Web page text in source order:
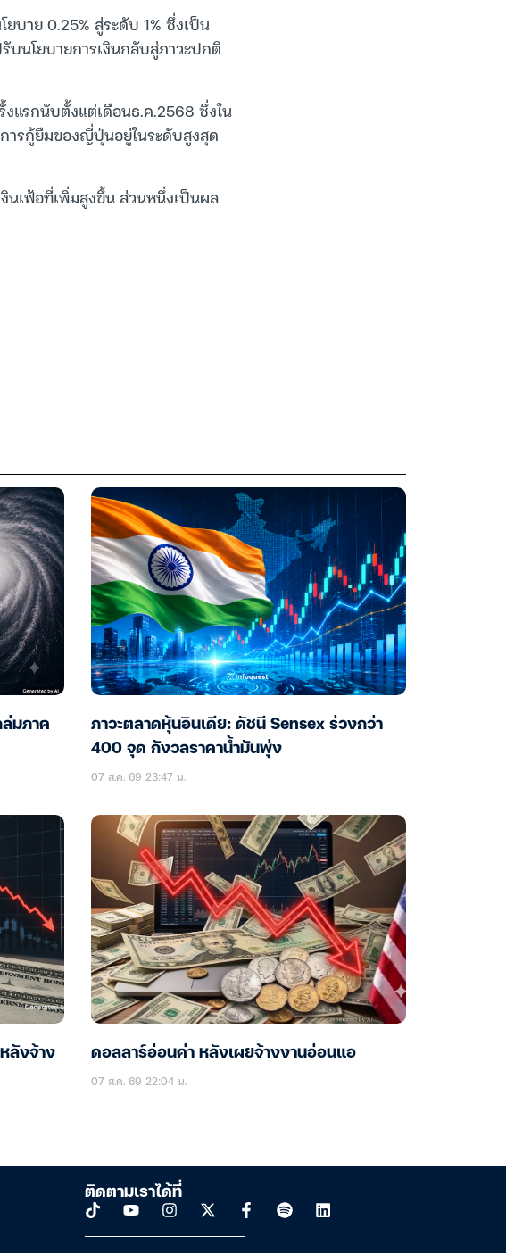
บาย 0.25% สู่ระดับ 1% ซึ่งเป็น
นโยบายการเงินกลับสู่ภาวะปกติ
แรกนับตั้งแต่เดือนธ.ค.2568 ซึ่งใน
ารกู้ยืมของญี่ปุ่นอยู่ในระดับสูงสุด
นเฟ้อที่เพิ่มสูงขึ้น ส่วนหนึ่งเป็นผล
มภาค
ภาวะตลาดหุ้นอินเดีย: ดัชนี Sensex ร่วงกว่า
400 จุด กังวลราคาน้ำมันพุ่ง
07 ส.ค. 69 23:47 น.
ลังจ้าง
ดอลลาร์อ่อนค่า หลังเผยจ้างงานอ่อนแอ
07 ส.ค. 69 22:04 น.
ติดตามเราได้ที่